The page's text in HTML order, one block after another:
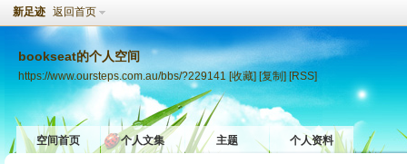
新足迹 返回首页
bookseat的个人空间
https://www.oursteps.com.au/bbs/?229141 [收藏] [复制] [RSS]
空间首页 个人文集 主题 个人资料